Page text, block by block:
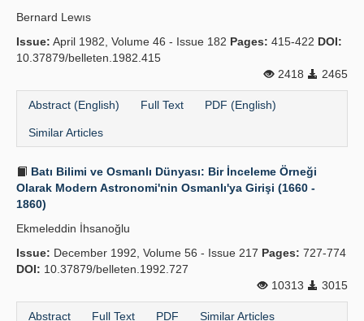
Bernard Lewıs
Issue: April 1982, Volume 46 - Issue 182 Pages: 415-422 DOI:
10.37879/belleten.1982.415
2418
2465
Abstract (English) Full Text PDF (English)
Similar Articles
Batı Bilimi ve Osmanlı Dünyası: Bir İnceleme Örneği
Olarak Modern Astronomi'nin Osmanlı'ya Girişi (1660 -
1860)
Ekmeleddin İhsanoğlu
Issue: December 1992, Volume 56 - Issue 217 Pages: 727-774
DOI: 10.37879/belleten.1992.727
10313
3015
Abstract Full Text PDF Similar Articles